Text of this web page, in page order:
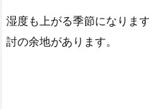
湿度も上がる季節になりま
討の余地があります。